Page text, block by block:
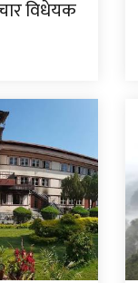
विधेयक